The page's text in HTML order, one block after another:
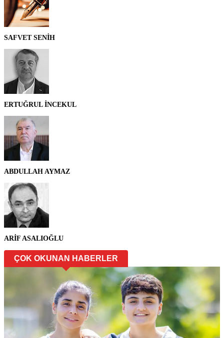
SAFVET SENİH
ERTUĞRUL İNCEKUL
ABDULLAH AYMAZ
ARİF ASALIOĞLU
ÇOK OKUNAN HABERLER